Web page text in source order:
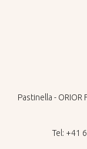
Pastinella - ORIOR
Tel: +41